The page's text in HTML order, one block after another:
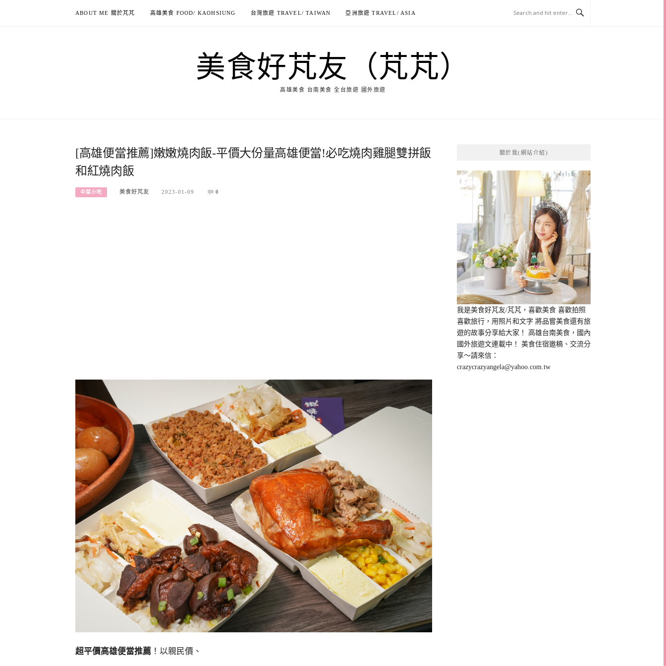
ABOUT ME 關於芃芃 高雄美食 FOOD/ KAOHSIUNG 台灣旅遊 TRAVEL/ TAIWAN 亞洲旅遊 TRAVEL/ ASIA
美食好芃友（芃芃）
高雄美食 台南美食 全台旅遊 國外旅遊
[高雄便當推薦]嫩嫩燒肉飯-平價大份量高雄便當!必吃燒肉雞腿雙拼飯
和紅燒肉飯
中菜小吃 美食好芃友 2023-01-09 0
超平價高雄便當推薦 ！以親民價、
關於我(網站介紹)
我是美食好芃友/芃芃，喜歡美食 喜歡拍照
喜歡旅行，用照片和文字 將品嘗美食還有旅
遊的故事分享給大家！ 高雄台南美食，國內
國外旅遊文連載中！ 美食住宿邀稿、交流分
享～請來信：
crazycrazyangela@yahoo.com.tw